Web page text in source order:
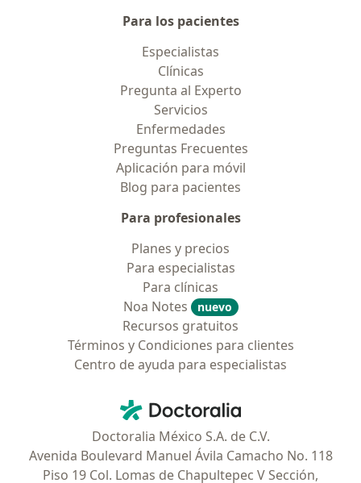
Para los pacientes
Especialistas
Clínicas
Pregunta al Experto
Servicios
Enfermedades
Preguntas Frecuentes
Aplicación para móvil
Blog para pacientes
Para profesionales
Planes y precios
Para especialistas
Para clínicas
Noa Notes
nuevo
Recursos gratuitos
Términos y Condiciones para clientes
Centro de ayuda para especialistas
Doctoralia - Página de inicio
Doctoralia México S.A. de C.V.
Avenida Boulevard Manuel Ávila Camacho No. 118
Piso 19 Col. Lomas de Chapultepec V Sección,